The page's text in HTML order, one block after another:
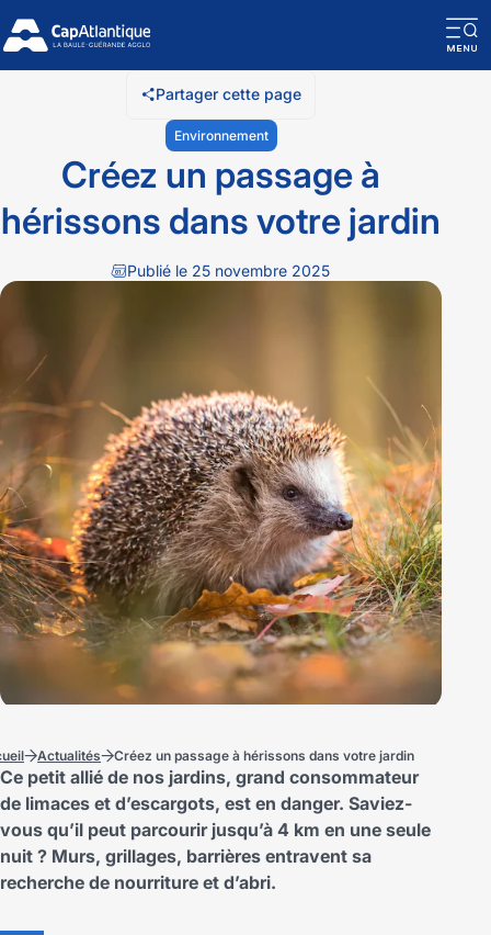
Créez un passage à
hérissons dans votre jardin
Environnement
Publié le 25 novembre 2025
Partager cette page
Actualités Créez un passage à hérissons dans votre jardin
Ce petit allié de nos jardins, grand consommateur
de limaces et d’escargots, est en danger. Saviez-
vous qu’il peut parcourir jusqu’à 4 km en une seule
nuit ? Murs, grillages, barrières entravent sa
recherche de nourriture et d’abri.